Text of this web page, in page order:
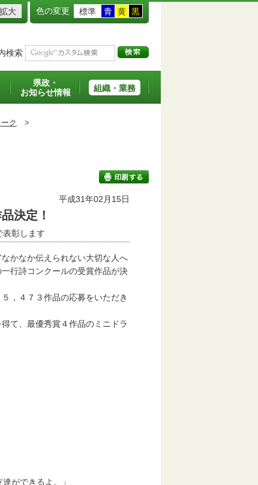
拡大 色の変更 標準 青 黄 黒
検索
県政・
お知らせ情報
組織・業務
ク
>
平成31年02月15日
決定！
表彰します
かなか伝えられない大切な人へ
行詩コンクールの受賞作品が決
，４７３作品の応募をいただき
て、最優秀賞４作品のミニドラ
できるよ。」